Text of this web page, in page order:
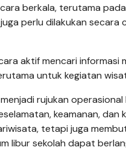
berkala, terutama
perlu dilakukan secara
aktif mencari
untuk kegiatan
rujukan
keamanan,
tetapi juga
libur sekolah dapat